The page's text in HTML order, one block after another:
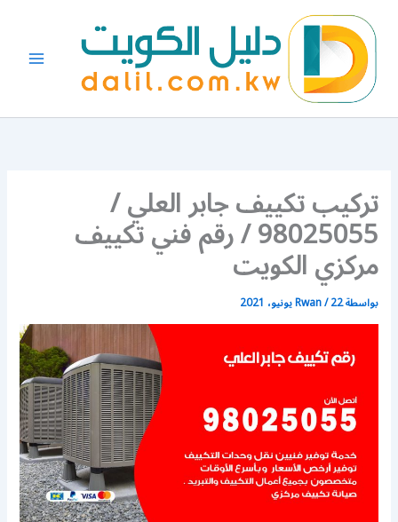
المحتوى
تركيب تكييف جابر العلي /
98025055 / رقم فني تكييف
مركزي الكويت
بواسطة Rwan/22 يونيو، 2021